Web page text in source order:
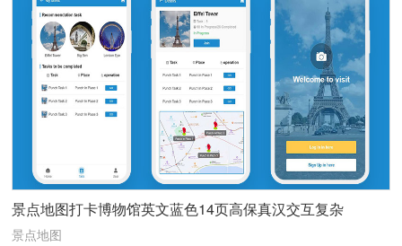
景点地图打卡博物馆英文蓝色14页高保真汉交互复杂
景点地图